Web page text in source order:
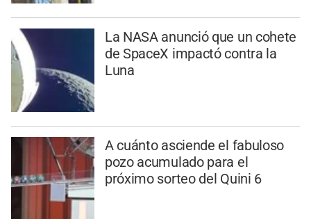
La NASA anunció que un cohete
de SpaceX impactó contra la
Luna
A cuánto asciende el fabuloso
pozo acumulado para el
próximo sorteo del Quini 6